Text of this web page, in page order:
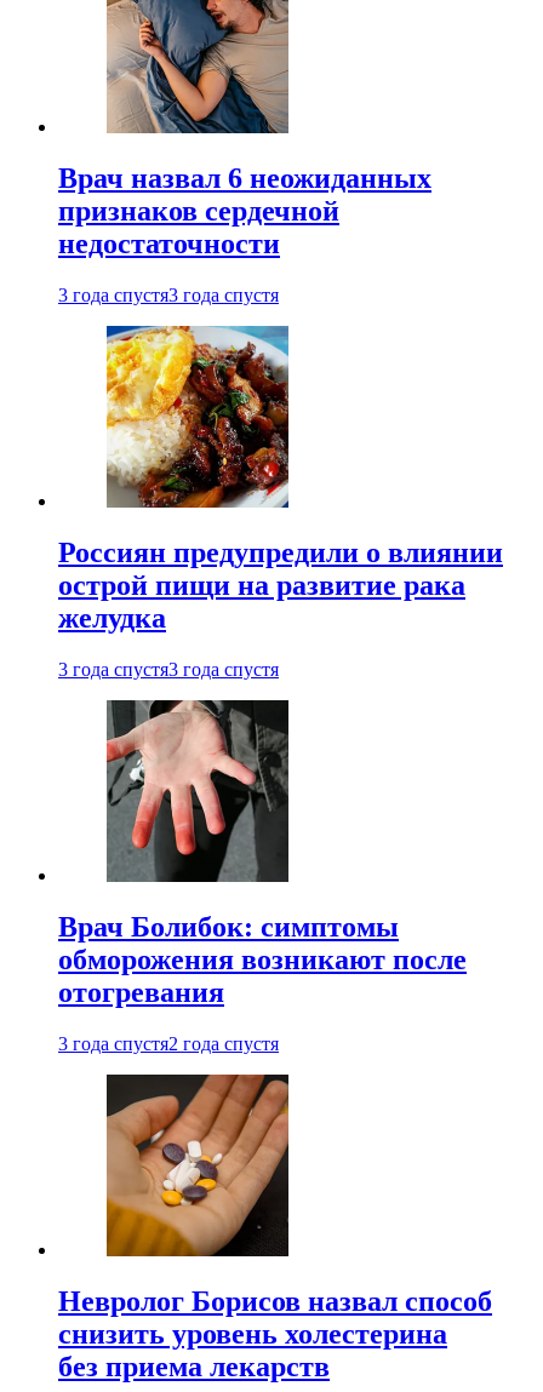
Врач назвал 6 неожиданных
признаков сердечной
недостаточности
3 года спустя3 года спустя
Россиян предупредили о влиянии
острой пищи на развитие рака
желудка
3 года спустя3 года спустя
Врач Болибок: симптомы
обморожения возникают после
отогревания
3 года спустя2 года спустя
Невролог Борисов назвал способ
снизить уровень холестерина
без приема лекарств